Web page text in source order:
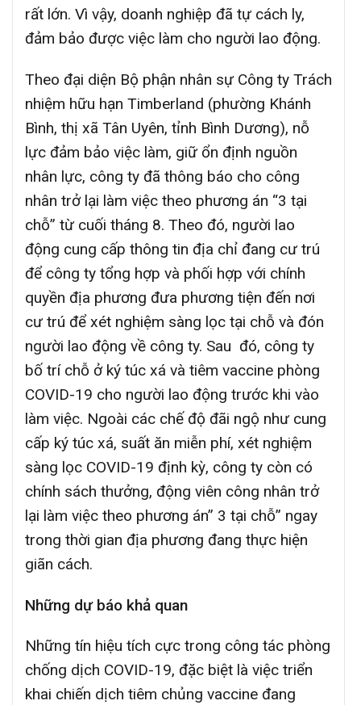
rất lớn. Vì vậy, doanh nghiệp đã tự cách ly,
đảm bảo được việc làm cho người lao động.
Theo đại diện Bộ phận nhân sự Công ty Trách
nhiệm hữu hạn Timberland (phường Khánh
Bình, thị xã Tân Uyên, tỉnh Bình Dương), nỗ
lực đảm bảo việc làm, giữ ổn định nguồn
nhân lực, công ty đã thông báo cho công
nhân trở lại làm việc theo phương án “3 tại
chỗ” từ cuối tháng 8. Theo đó, người lao
động cung cấp thông tin địa chỉ đang cư trú
để công ty tổng hợp và phối hợp với chính
quyền địa phương đưa phương tiện đến nơi
cư trú để xét nghiệm sàng lọc tại chỗ và đón
người lao động về công ty. Sau đó, công ty
bố trí chỗ ở ký túc xá và tiêm vaccine phòng
COVID-19 cho người lao động trước khi vào
làm việc. Ngoài các chế độ đãi ngộ như cung
cấp ký túc xá, suất ăn miễn phí, xét nghiệm
sàng lọc COVID-19 định kỳ, công ty còn có
chính sách thưởng, động viên công nhân trở
lại làm việc theo phương án” 3 tại chỗ” ngay
trong thời gian địa phương đang thực hiện
giãn cách.
Những dự báo khả quan
Những tín hiệu tích cực trong công tác phòng
chống dịch COVID-19, đặc biệt là việc triển
khai chiến dịch tiêm chủng vaccine đang